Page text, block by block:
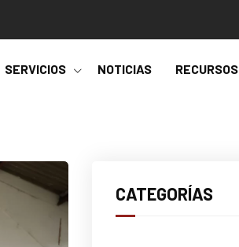
SERVICIOS NOTICIAS RECURSOS
CATEGORÍAS